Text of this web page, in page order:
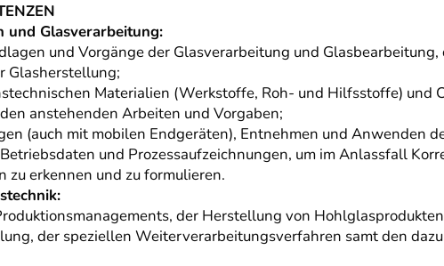
und Glasverarbeitung:
und Vorgänge der Glasverarbeitung und
Glasherstellung;
Materialien (Werkstoffe, Roh- und Hilfsstoffe) und
anstehenden Arbeiten und Vorgaben;
(auch mit mobilen Endgeräten), Entnehmen und Anwenden
und Prozessaufzeichnungen, um im Anlassfall
zu erkennen und zu formulieren.
der Herstellung von
der speziellen Weiterverarbeitungsverfahren samt den